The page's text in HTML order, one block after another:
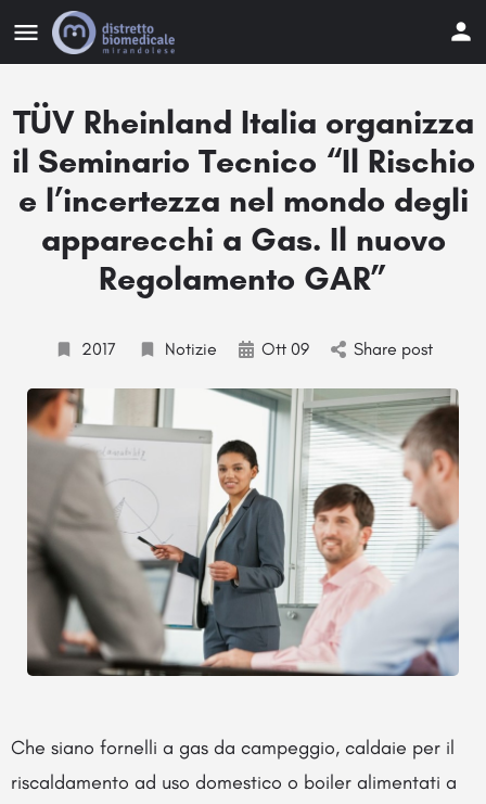
TÜV Rheinland Italia organizza
il Seminario Tecnico “Il Rischio
e l’incertezza nel mondo degli
apparecchi a Gas. Il nuovo
Regolamento GAR”
2017 Notizie Ott 09 Share post
Che siano fornelli a gas da campeggio, caldaie per il
riscaldamento ad uso domestico o boiler alimentati a